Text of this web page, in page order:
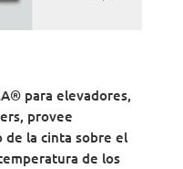
para elevadores,
provee
la cinta sobre el
de los